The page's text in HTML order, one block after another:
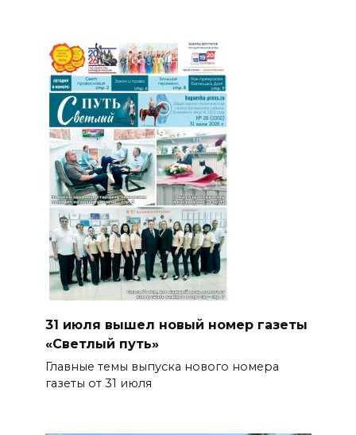
31 июля вышел новый номер газеты
«Светлый путь»
Главные темы выпуска нового номера
газеты от 31 июля